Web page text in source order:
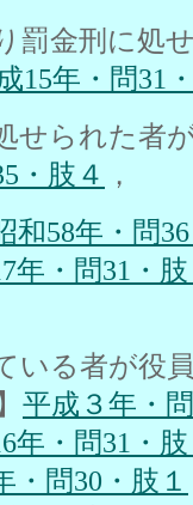
罰金刑に処
15年・問31
せられた者
・肢４
，
和58年・問
年・問31・
いる者が役
平成３年・
年・問31・
・問30・肢１